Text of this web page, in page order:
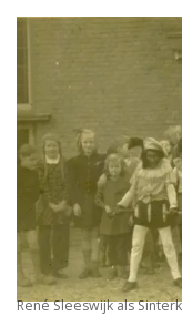
René Sleeswijk als